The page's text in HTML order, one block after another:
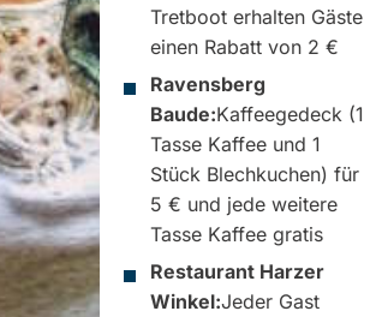
Tretboot erhalten Gäste
einen Rabatt von 2 €
Ravensberg
Baude:Kaffeegedeck (1
Tasse Kaffee und 1
Stück Blechkuchen) für
5 € und jede weitere
Tasse Kaffee gratis
Restaurant Harzer
Winkel:Jeder Gast